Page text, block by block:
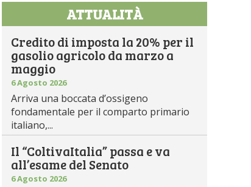
ATTUALITÀ
Credito di imposta la 20% per il
gasolio agricolo da marzo a
maggio
6 Agosto 2026
Arriva una boccata d’ossigeno
fondamentale per il comparto primario
italiano,...
Il “ColtivaItalia” passa e va
all’esame del Senato
6 Agosto 2026